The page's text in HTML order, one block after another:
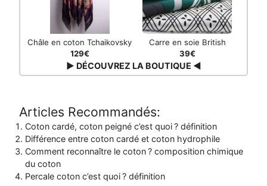
Châle en coton Tchaikovsky
129€
Carre en soie British
39€
▶ DÉCOUVREZ LA BOUTIQUE ◀
Articles Recommandés:
Coton cardé, coton peigné c’est quoi ? définition
Différence entre coton cardé et coton hydrophile
Comment reconnaître le coton ? composition chimique
du coton
Percale coton c’est quoi ? définition